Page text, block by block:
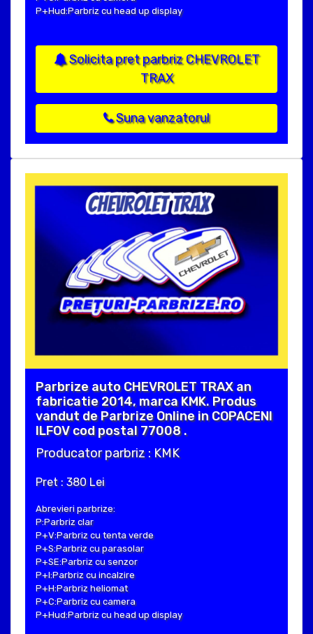
P+Hud:Parbriz cu head up display
Solicita pret parbriz CHEVROLET
TRAX
Suna vanzatorul
Parbrize auto CHEVROLET TRAX an
fabricatie 2014, marca KMK. Produs
vandut de Parbrize Online in COPACENI
ILFOV cod postal 77008 .
Producator parbriz : KMK
Pret : 380 Lei
Abrevieri parbrize:
P:Parbriz clar
P+V:Parbriz cu tenta verde
P+S:Parbriz cu parasolar
P+SE:Parbriz cu senzor
P+I:Parbriz cu incalzire
P+H:Parbriz heliomat
P+C:Parbriz cu camera
P+Hud:Parbriz cu head up display